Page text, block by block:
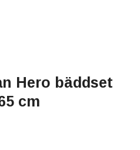
Hero bäddset
cm